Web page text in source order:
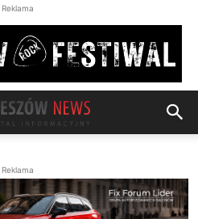
Reklama
Reklama